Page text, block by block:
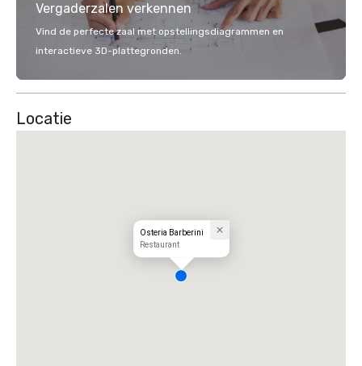
Vergaderzalen verkennen
Vind de perfecte zaal met opstellingsdiagrammen en
interactieve 3D-plattegronden.
Locatie
Osteria Barberini
Restaurant